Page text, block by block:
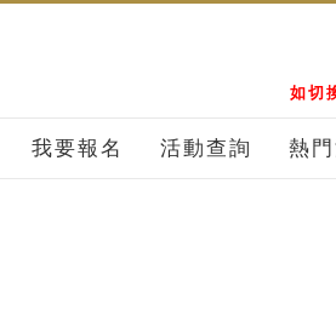
如切
我要報名 活動查詢 熱